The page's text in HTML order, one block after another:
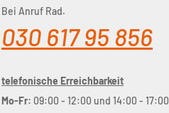
Bei Anruf Rad.
030 617 95 856
telefonische Erreichbarkeit
Mo-Fr: 09:00 - 12:00 und 14:00 - 17:00